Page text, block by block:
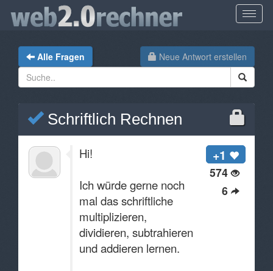
Neue Antwort erstellen
Alle Fragen
Schriftlich Rechnen
+1
574
6
Hi!
Ich würde gerne noch
mal das schriftliche
multiplizieren,
dividieren, subtrahieren
und addieren lernen.